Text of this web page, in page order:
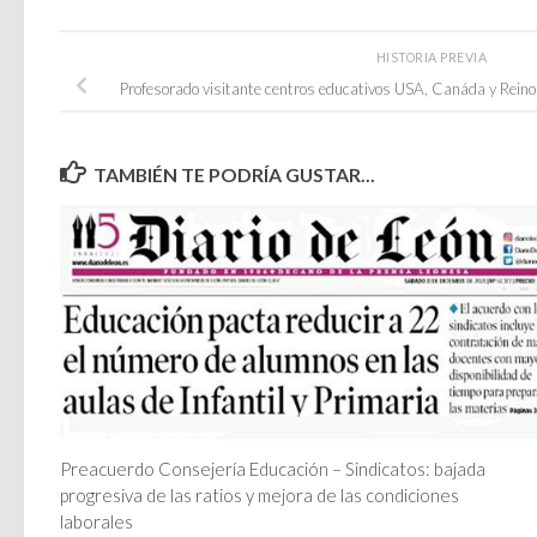
HISTORIA PREVIA
Profesorado visitante centros educativos USA, Canáda y
TAMBIÉN TE PODRÍA GUSTAR...
Preacuerdo Consejería Educación – Sindicatos: bajada
progresiva de las ratios y mejora de las condiciones
laborales